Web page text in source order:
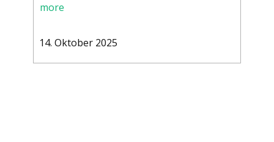
more
14. Oktober 2025